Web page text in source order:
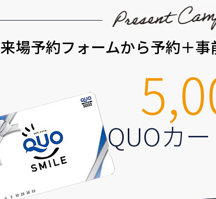
来場予約フォームから予約＋
QUOカ